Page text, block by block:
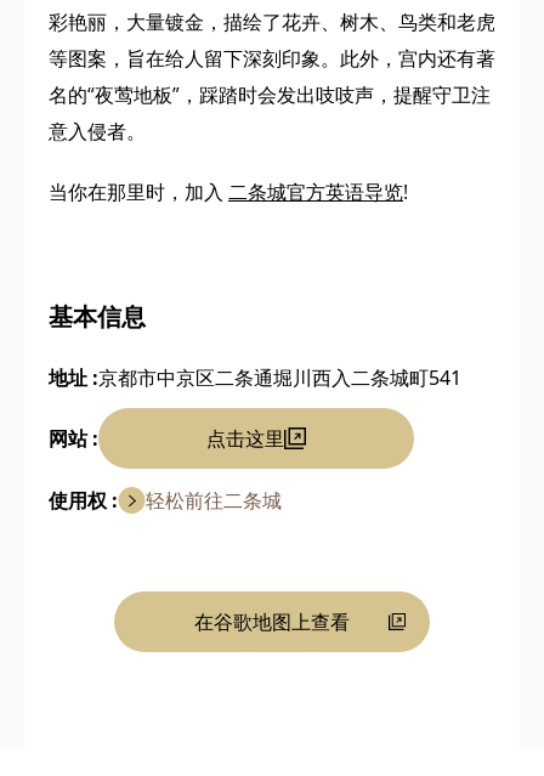
彩艳丽，大量镀金，描绘了花卉、树木、鸟类和老虎
等图案，旨在给人留下深刻印象。此外，宫内还有著
名的“夜莺地板”，踩踏时会发出吱吱声，提醒守卫注
意入侵者。
当你在那里时，加入 二条城官方英语导览!
基本信息
地址 :京都市中京区二条通堀川西入二条城町541
网站 : 点击这里
使用权 : 轻松前往二条城
在谷歌地图上查看